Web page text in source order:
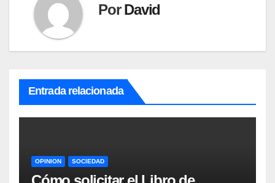
PorDavid
Entrada relacionada
OPINION SOCIEDAD